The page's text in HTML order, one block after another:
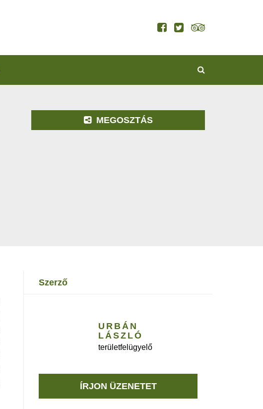
MEGOSZTÁS
szerző
URBÁN
LÁSZLÓ
területfelügyelő
ÍRJON ÜZENETET